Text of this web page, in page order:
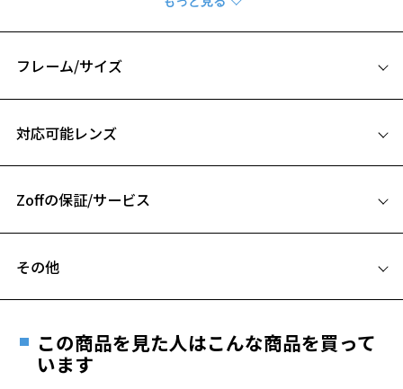
お気に入りリストはこちら
ベーシックからトレンド感のあるファッションまで、幅広いスタイル
にフィットするアイウェアをラインアップしています。
【デザイン】
カジュアルコーデに合わせやすいデザインに。
つるの内側は、ブランドのアイコンである「コーションロゴ」をメタ
さり気ないディテールが随所に光ります。
【付属品】オリジナルケース＆メガネ拭き付き
【WEB購入限定巾着タイプのメガネ拭きをプレゼント】
WEB購入限定で巾着タイプのメガネ拭きをプレゼント！
フレーム/サイズ
B ブリッジ(鼻部分)の横幅：24mm
対応可能レンズ
フレームとレンズの合計料金を知りたい方へ
Zoffの保証/サービス
安心1 フレーム１年間品質保証
その他
ご希望のお客さまは、「レンズ交換券」をお選びのうえ、
最寄りのZoff実店舗にてレンズをお買い求めください。
※サングラスやパッケージ品では「レンズ交換券」はお選び
この商品を見た人はこんな商品を買って
います